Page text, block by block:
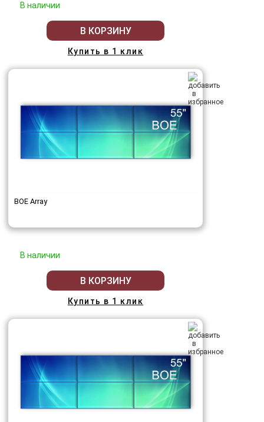
В наличии
В КОРЗИНУ
Купить в 1 клик
BOE Array
В наличии
В КОРЗИНУ
Купить в 1 клик